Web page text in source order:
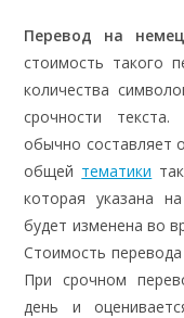
Перевод на
стоимость такого
количества
срочности
обычно составляет
общей тематики
которая указана
будет изменена во
Стоимость
При срочном
день и